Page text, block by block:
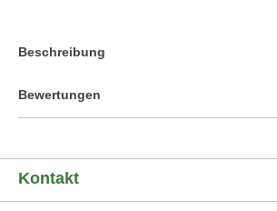
Beschreibung
Bewertungen
Kontakt